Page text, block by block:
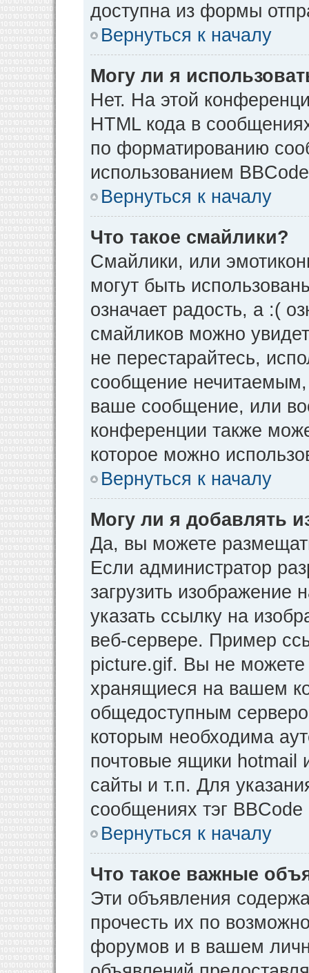
доступна из формы
Вернуться к началу
Могу ли я
Нет. На этой
HTML кода в
по форматированию
использованием
Вернуться к началу
Что такое смайлики?
Смайлики, или
могут быть
означает радость, а :(
смайликов можно
не перестарайтесь,
сообщение нечитаемым,
ваше сообщение, или
конференции также
которое можно
Вернуться к началу
Могу ли я добавлять
Да, вы можете
Если администратор
загрузить
указать ссылку на
веб-сервере. Пример
picture.gif. Вы не можете
хранящиеся на вашем
общедоступным
которым необходима
почтовые ящики
сайты и т.п. Для
сообщениях тэг BBCode
Вернуться к началу
Что такое важные
Эти объявления
прочесть их по
форумов и в вашем